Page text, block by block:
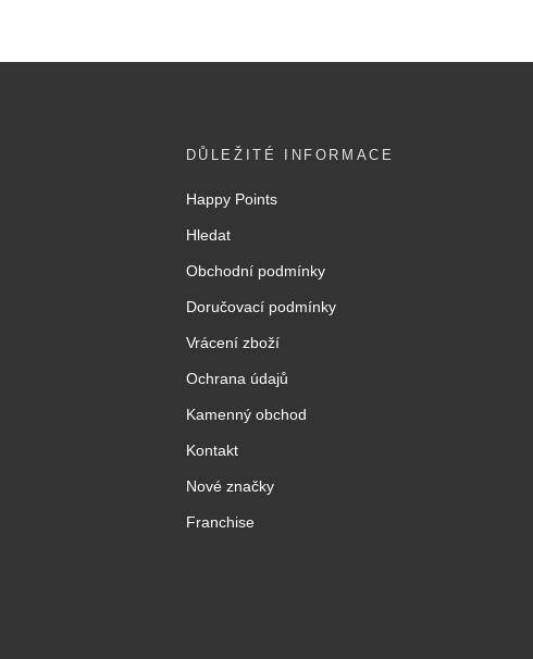
DŮLEŽITÉ INFORMACE
Happy Points
Hledat
Obchodní podmínky
Doručovací podmínky
Vrácení zboží
Ochrana údajů
Kamenný obchod
Kontakt
Nové značky
Franchise